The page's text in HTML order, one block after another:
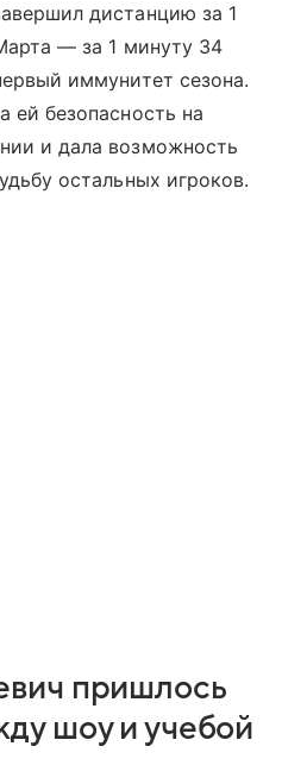
дистанцию за 1
— за 1 минуту 34
иммунитет сезона.
ей безопасность на
и дала возможность
остальных игроков.
пришлось
шоу и учебой